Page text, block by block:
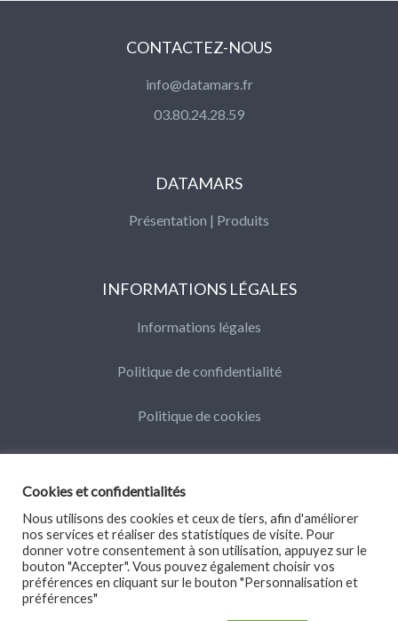
CONTACTEZ-NOUS
info@datamars.fr
03.80.24.28.59
DATAMARS
Présentation | Produits
INFORMATIONS LÉGALES
Informations légales
Politique de confidentialité
Politique de cookies
©Datamars 2016
Cookies et confidentialités
Nous utilisons des cookies et ceux de tiers, afin d'améliorer
nos services et réaliser des statistiques de visite. Pour
donner votre consentement à son utilisation, appuyez sur le
bouton "Accepter". Vous pouvez également choisir vos
préférences en cliquant sur le bouton "Personnalisation et
préférences"